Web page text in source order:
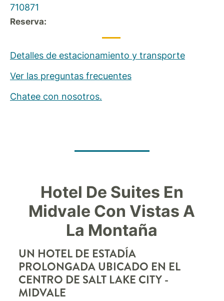
710871
Reserva:
Detalles de estacionamiento y transporte
Ver las preguntas frecuentes
Chatee con nosotros.
Hotel De Suites En
Midvale Con Vistas A
La Montaña
UN HOTEL DE ESTADÍA
PROLONGADA UBICADO EN EL
CENTRO DE SALT LAKE CITY -
MIDVALE